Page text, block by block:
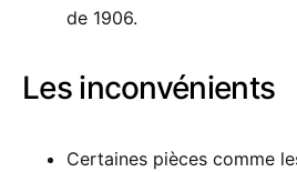
de 1906.
Les inconvénients
Certaines pièces comme